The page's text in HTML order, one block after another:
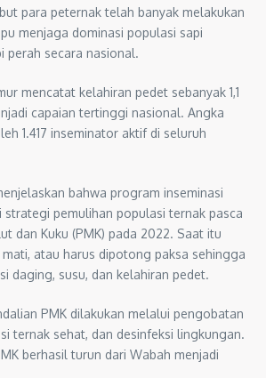
para peternak telah banyak melakukan
menjaga dominasi populasi sapi
perah secara nasional.
mencatat kelahiran pedet sebanyak 1,1
capaian tertinggi nasional. Angka
1.417 inseminator aktif di seluruh
bahwa program inseminasi
strategi pemulihan populasi ternak pasca
dan Kuku (PMK) pada 2022. Saat itu
atau harus dipotong paksa sehingga
daging, susu, dan kelahiran pedet.
PMK dilakukan melalui pengobatan
ternak sehat, dan desinfeksi lingkungan.
berhasil turun dari Wabah menjadi